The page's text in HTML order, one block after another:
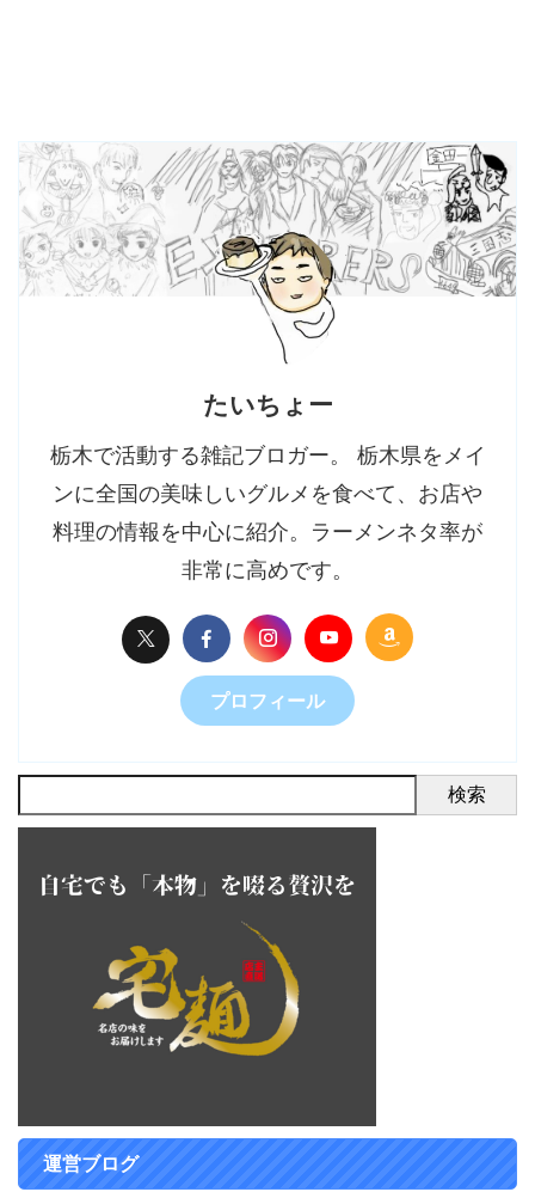
たいちょー
栃木で活動する雑記ブロガー。 栃木県をメイ
ンに全国の美味しいグルメを食べて、お店や
料理の情報を中心に紹介。ラーメンネタ率が
非常に高めです。
プロフィール
検索
運営ブログ